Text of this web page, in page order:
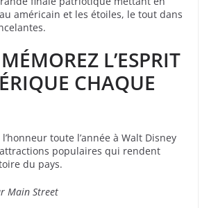
américain et les étoiles, le tout dans
L’ESPRIT
CHAQUE
l’honneur toute l’année à Walt Disney
populaires qui rendent
du pays.
Main Street